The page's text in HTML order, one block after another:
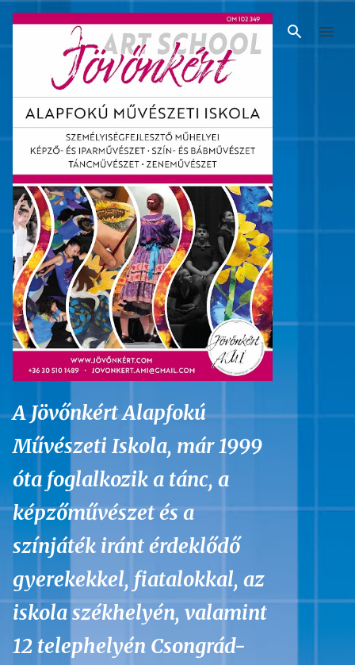
Ugrás a fő tartalomra
A Jövőnkért Alapfokú
Művészeti Iskola, már 1999
óta foglalkozik a tánc, a
képzőművészet és a
színjáték iránt érdeklődő
gyerekekkel, fiatalokkal, az
iskola székhelyén, valamint
12 telephelyén Csongrád-